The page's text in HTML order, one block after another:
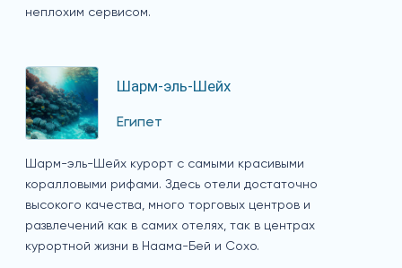
неплохим сервисом.
Шарм-эль-Шейх
Египет
Шарм-эль-Шейх курорт с самыми красивыми
коралловыми рифами. Здесь отели достаточно
высокого качества, много торговых центров и
развлечений как в самих отелях, так в центрах
курортной жизни в Наама-Бей и Сохо.